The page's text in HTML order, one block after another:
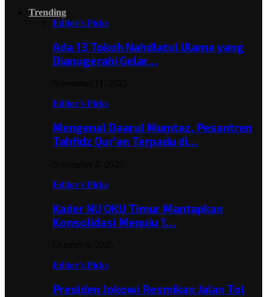
Trending
Editor's Picks
Ada 13 Tokoh Nahdlatul Ulama yang
Dianugerahi Gelar…
Editor's Picks
Mengenal Daarul Mumtaz, Pesantren
Tahfidz Qur’an Terpadu di…
Editor's Picks
Kader NU OKU Timur Mantapkan
Konsolidasi Menuju 1…
Editor's Picks
Presiden Jokowi Resmikan Jalan Tol